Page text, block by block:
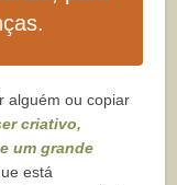
alguém ou copiar
criativo,
um grande
está